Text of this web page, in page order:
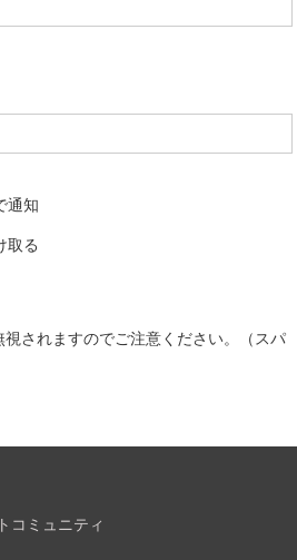
通知
取る
されますのでご注意ください。（スパ
コミュニティ